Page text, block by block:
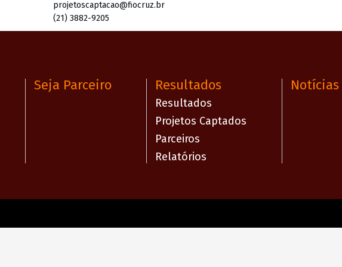
projetoscaptacao@fiocruz.br
(21) 3882-9205
Seja Parceiro Resultados
Resultados
Projetos Captados
Parceiros
Relatórios
Notícias